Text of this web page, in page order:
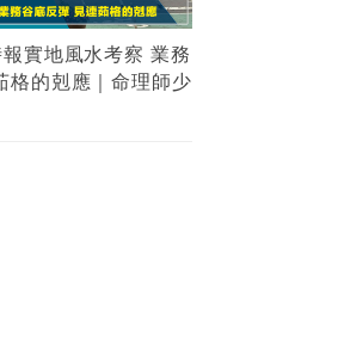
實地風水考察 業務
格的剋應｜命理師少